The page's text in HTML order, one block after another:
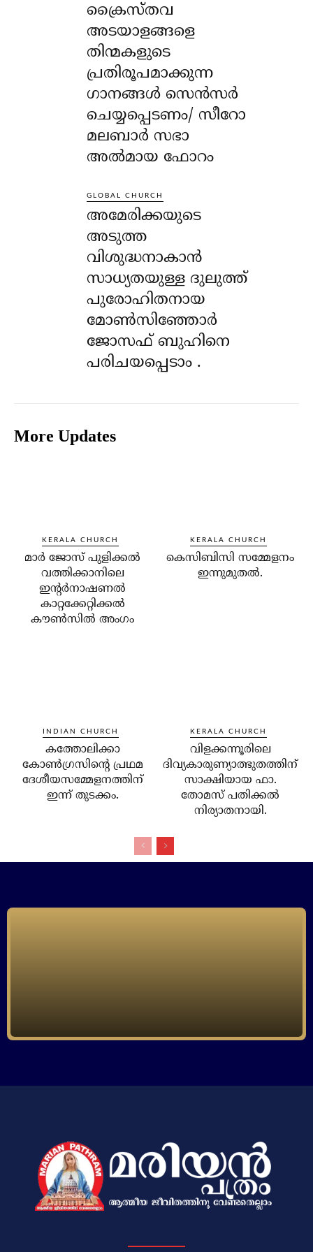
ക്രൈസ്തവ
അടയാളങ്ങളെ
തിന്മകളുടെ
പ്രതിരൂപമാക്കുന്ന
ഗാനങ്ങൾ സെൻസർ
ചെയ്യപ്പെടണം/ സീറോ
മലബാർ സഭാ
അൽമായ ഫോറം
GLOBAL CHURCH
അമേരിക്കയുടെ
അടുത്ത
വിശുദ്ധനാകാൻ
സാധ്യതയുള്ള ദുലുത്ത്
പുരോഹിതനായ
മോൺസിഞ്ഞോർ
ജോസഫ് ബുഹിനെ
പരിചയപ്പെടാം .
More Updates
KERALA CHURCH
മാര്‍ ജോസ് പുളിക്കല്‍
വത്തിക്കാനിലെ
ഇന്റര്‍നാഷണല്‍
കാറ്റക്കേറ്റിക്കല്‍
കൗണ്‍സില്‍ അംഗം
KERALA CHURCH
കെസിബിസി സമ്മേളനം
ഇന്നുമുതല്‍.
INDIAN CHURCH
കത്തോലിക്കാ
കോണ്‍ഗ്രസിന്റെ പ്രഥമ
ദേശീയസമ്മേളനത്തിന്
ഇന്ന് തുടക്കം.
KERALA CHURCH
വിളക്കന്നൂരിലെ
ദിവ്യകാരുണ്യാത്ഭുതത്തിന്
സാക്ഷിയായ ഫാ.
തോമസ് പതിക്കല്‍
നിര്യാതനായി.